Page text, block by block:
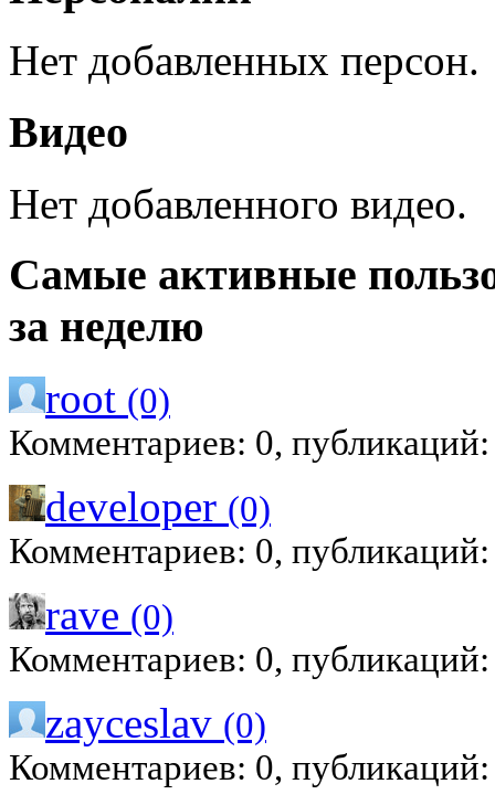
Нет добавленных персон.
Видео
Нет добавленного видео.
Самые активные
за неделю
root (0)
Комментариев: 0,
developer (0)
Комментариев: 0,
rave (0)
Комментариев: 0,
zayceslav (0)
Комментариев: 0,